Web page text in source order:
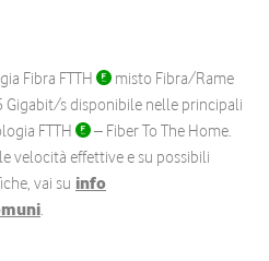
Fibra FTTH
misto Fibra/Rame
Gigabit/s disponibile nelle principali
FTTH
– Fiber To The Home.
velocità effettive e su possibili
vai su info
.